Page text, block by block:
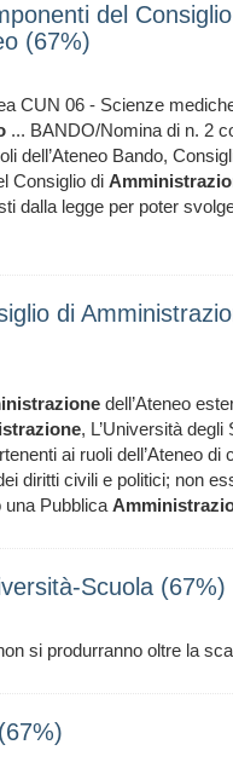
del
(67%)
CUN 06 - Scienze
... BANDO/Nomina di n. 2
dell’Ateneo Bando,
Consiglio di
dalla legge per poter
di
dell’Ateneo
, L’Università
ai ruoli dell’Ateneo
diritti civili e politici; non
una Pubblica
Scuola (67%)
si produrranno oltre la